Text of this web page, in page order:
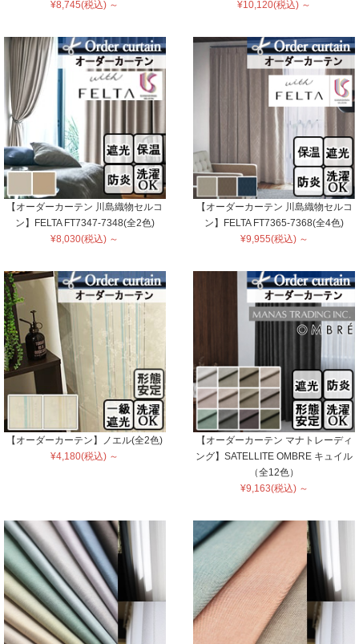
¥8,745(税込) ～ ¥10,120(税込) ～
【オーダーカーテン 川島織物セルコ
ン】FELTA FT7347-7348(全2色)
¥8,030(税込) ～
【オーダーカーテン 川島織物セルコ
ン】FELTA FT7365-7368(全4色)
¥9,955(税込) ～
【オーダーカーテン】ノエル(全2色)
¥4,180(税込) ～
【オーダーカーテン マナトレーディ
ング】SATELLITE OMBRE キュイル
（全12色）
¥9,163(税込) ～